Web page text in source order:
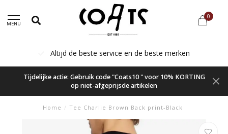
MENU
0
Altijd de beste service en de beste merken
Tijdelijke actie: Gebruik code "Coats10 " voor 10% KORTING
op niet-afgeprijsde artikelen
Home / Tee Charlie Brown Back print-Black